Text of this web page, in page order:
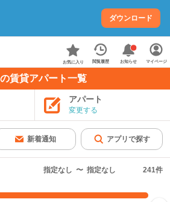
ダウンロード
お気に入り 閲覧履歴 お知らせ マイページ
賃貸アパート一覧
アパート
変更する
新着通知 アプリで探す
指定なし 〜 指定なし 241件